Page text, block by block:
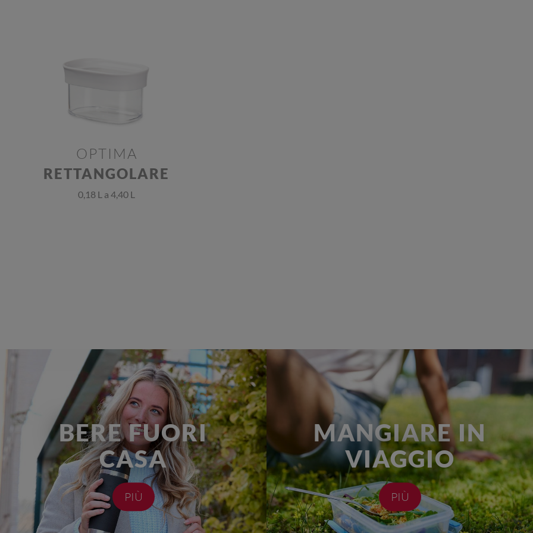
OPTIMA
RETTANGOLARE
0,18 L a 4,40 L
BERE FUORI
CASA
PIÙ
MANGIARE IN
VIAGGIO
PIÙ